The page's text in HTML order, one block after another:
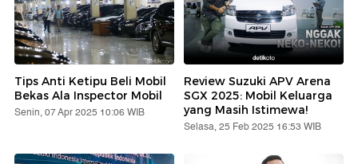
Tips Anti Ketipu Beli Mobil
Bekas Ala Inspector Mobil
Senin, 07 Apr 2025 10:06 WIB
Review Suzuki APV Arena
SGX 2025: Mobil Keluarga
yang Masih Istimewa!
Selasa, 25 Feb 2025 16:53 WIB